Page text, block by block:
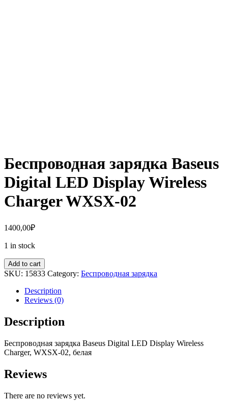
Беспроводная зарядка Baseus
Digital LED Display Wireless
Charger WXSX-02
1400,00₽
1 in stock
Add to cart
SKU: 15833 Category: Беспроводная зарядка
Description
Reviews (0)
Description
Беспроводная зарядка Baseus Digital LED Display Wireless
Charger, WXSX-02, белая
Reviews
There are no reviews yet.